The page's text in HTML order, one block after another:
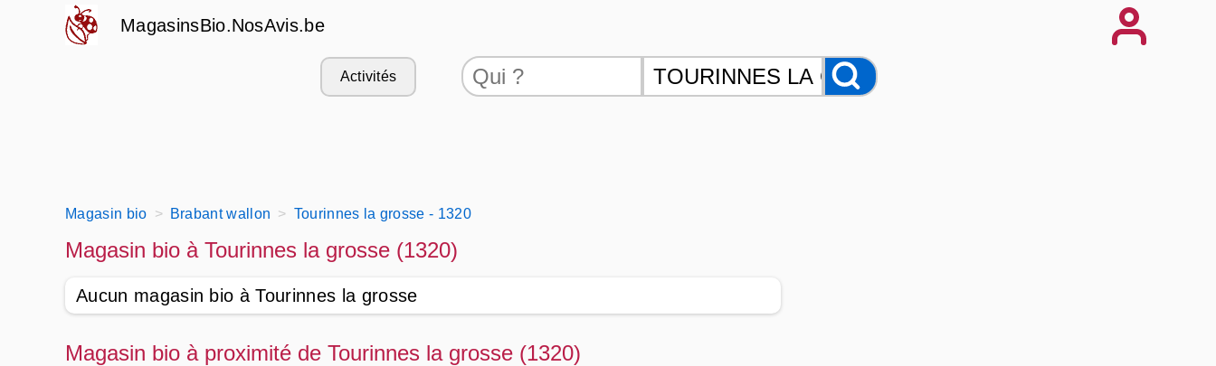
MagasinsBio.NosAvis.be
Activités
Magasin bio Brabant wallon Tourinnes la grosse - 1320
Magasin bio à Tourinnes la grosse (1320)
Aucun magasin bio à Tourinnes la grosse
Magasin bio à proximité de Tourinnes la grosse (1320)